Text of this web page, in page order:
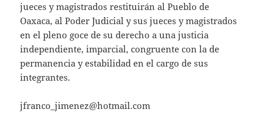
jueces y magistrados restituirán al Pueblo de
Oaxaca, al Poder Judicial y sus jueces y magistrados
en el pleno goce de su derecho a una justicia
independiente, imparcial, congruente con la de
permanencia y estabilidad en el cargo de sus
integrantes.
jfranco_jimenez@hotmail.com